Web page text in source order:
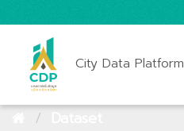
City Data Platform